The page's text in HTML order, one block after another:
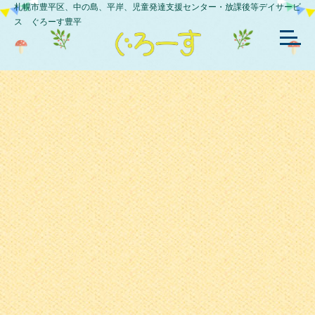
札幌市豊平区、中の島、平岸、児童発達支援センター・放課後等デイサービ
ス ぐろーす豊平